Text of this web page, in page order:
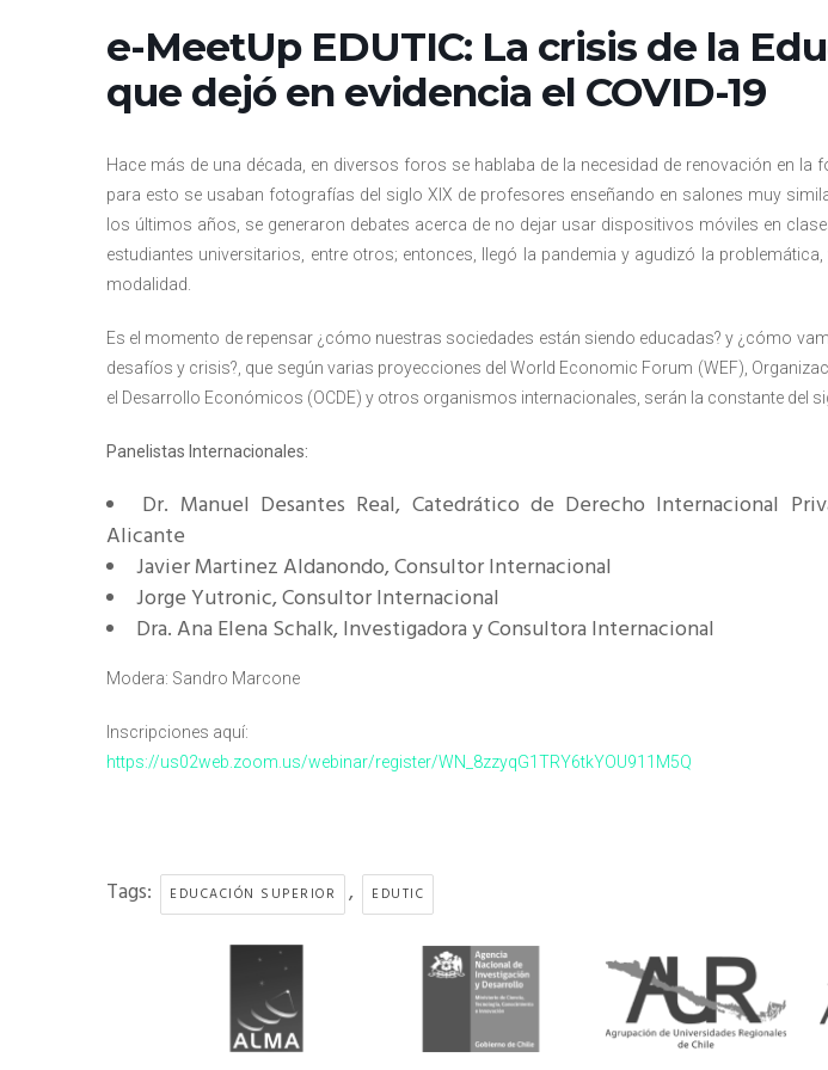
Cumplimiento Legal
Representantes Técnicos
Cómo integrarse a REUNA
e-MeetUp EDUTIC: La crisis de la
que dejó en evidencia el COVID-19
Hace más de una década, en diversos foros se hablaba de la necesidad de renovación en la
para esto se usaban fotografías del siglo XIX de profesores enseñando en salones muy
los últimos años, se generaron debates acerca de no dejar usar dispositivos móviles en
estudiantes universitarios, entre otros; entonces, llegó la pandemia y agudizó la
modalidad.
Es el momento de repensar ¿cómo nuestras sociedades están siendo educadas? y ¿cómo
desafíos y crisis?, que según varias proyecciones del World Economic Forum (WEF),
el Desarrollo Económicos (OCDE) y otros organismos internacionales, serán la constante del
Panelistas Internacionales:
Dr. Manuel Desantes Real, Catedrático de Derecho Internacional
Alicante
Javier Martinez Aldanondo, Consultor Internacional
Jorge Yutronic, Consultor Internacional
Dra. Ana Elena Schalk, Investigadora y Consultora Internacional
Modera: Sandro Marcone
Inscripciones aquí:
https://us02web.zoom.us/webinar/register/WN_8zzyqG1TRY6tkYOU911M5Q
Tags: EDUCACIÓN SUPERIOR , EDUTIC